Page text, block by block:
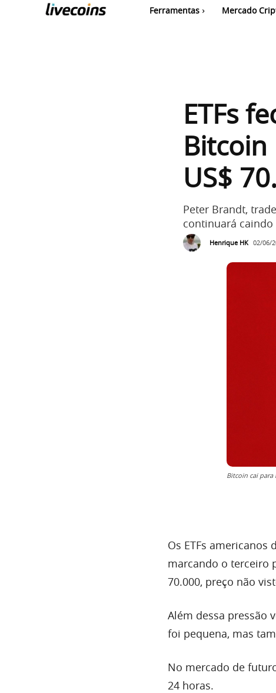
Ferramentas Mercado
ETFs
US$
Peter Brandt,
continuará caindo
Henrique HK 02/06/
Bitcoin cai
Os ETFs
marcando o terceiro
70.000, preço não
Além dessa pressão
foi pequena, mas
No mercado de
24 horas.